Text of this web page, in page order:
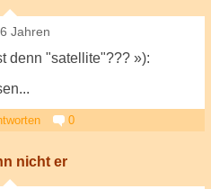
Jahren
denn "satellite"??? »):
0
nicht er